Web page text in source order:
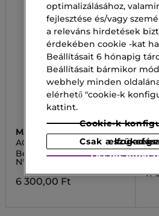
MARIONNAUD 1984
ACCESSORIES
Behúzható púder ecset
N°07
6 300,00 Ft
11
optimalizálásához,
fejlesztése és/vagy
a releváns hirdetések
érdekében cookie -kat
Beállításait 6 hónapig
Beállításait bármikor
webhely minden
elérhető "cookie-k
kattint.
Cookie-k
Csak a szükséges sütik
Összes